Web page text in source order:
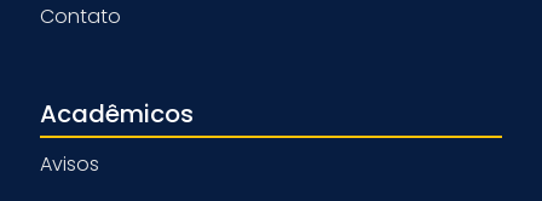
Contato
Acadêmicos
Avisos